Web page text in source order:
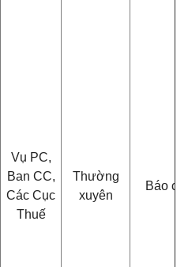
Vụ PC,
Ban CC,
Các Cục
Thuế
Thường
xuyên
Báo